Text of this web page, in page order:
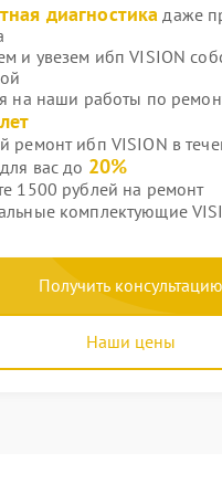
диагностика даже
и увезем ибп VISION
на наши работы по
ремонт ибп VISION в
вас до 20%
1500 рублей на ремонт
комплектующие
Получить консультацию
Наши цены